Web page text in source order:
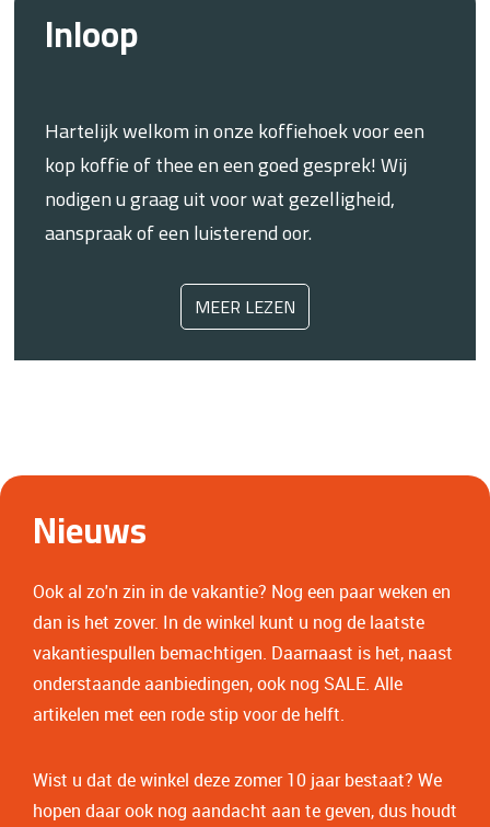
Inloop
Hartelijk welkom in onze koffiehoek voor een
kop koffie of thee en een goed gesprek! Wij
nodigen u graag uit voor wat gezelligheid,
aanspraak of een luisterend oor.
MEER LEZEN
Nieuws
Ook al zo'n zin in de vakantie? Nog een paar weken en
dan is het zover. In de winkel kunt u nog de laatste
vakantiespullen bemachtigen. Daarnaast is het, naast
onderstaande aanbiedingen, ook nog SALE. Alle
artikelen met een rode stip voor de helft.
Wist u dat de winkel deze zomer 10 jaar bestaat? We
hopen daar ook nog aandacht aan te geven, dus houdt